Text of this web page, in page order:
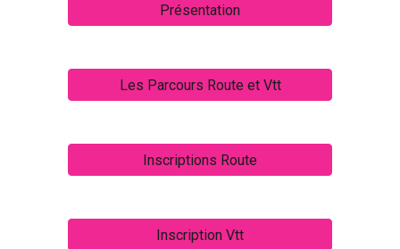
Présentation
Les Parcours Route et Vtt
Inscriptions Route
Inscription Vtt